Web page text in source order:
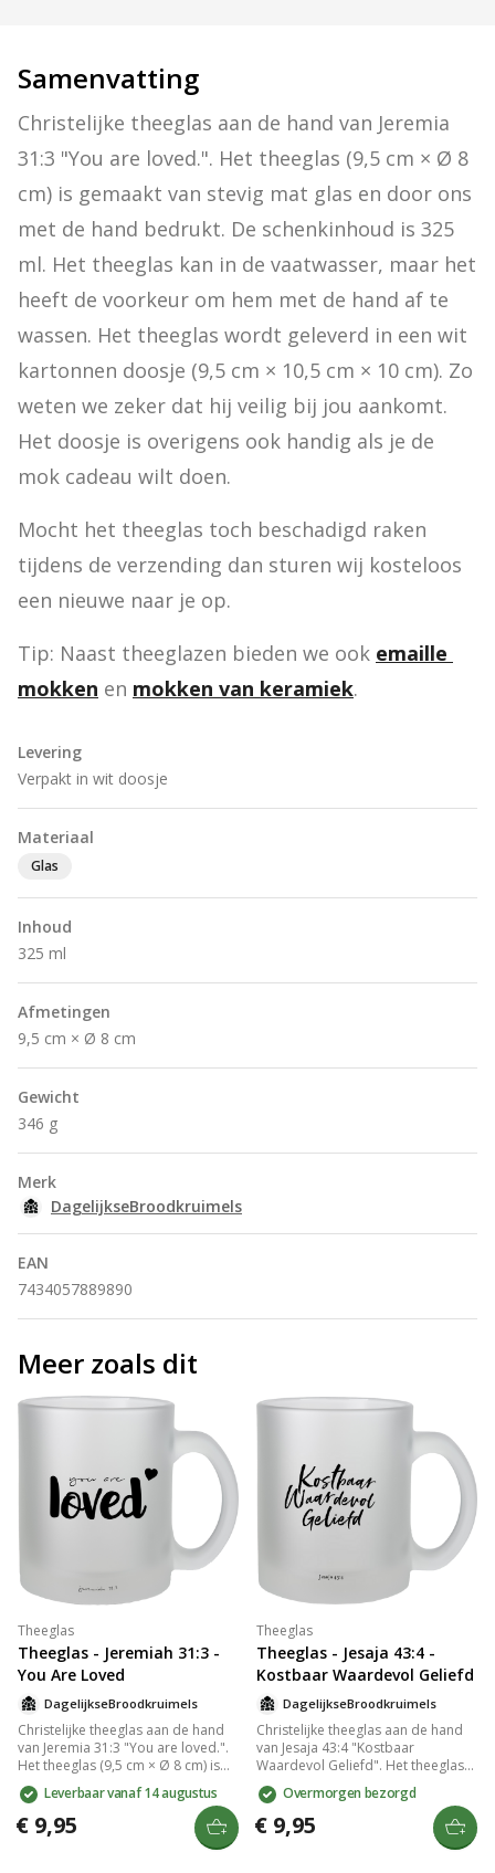
Samenvatting
Christelijke theeglas aan de hand van Jeremia
31:3 "You are loved.". Het theeglas (9,5 cm × Ø 8
cm) is gemaakt van stevig mat glas en door ons
met de hand bedrukt. De schenkinhoud is 325
ml. Het theeglas kan in de vaatwasser, maar het
heeft de voorkeur om hem met de hand af te
wassen. Het theeglas wordt geleverd in een wit
kartonnen doosje (9,5 cm × 10,5 cm × 10 cm). Zo
weten we zeker dat hij veilig bij jou aankomt.
Het doosje is overigens ook handig als je de
mok cadeau wilt doen.
Mocht het theeglas toch beschadigd raken
tijdens de verzending dan sturen wij kosteloos
een nieuwe naar je op.
Tip: Naast theeglazen bieden we ook emaille
mokken en mokken van keramiek.
Levering
Verpakt in wit doosje
Materiaal
Glas
Inhoud
325 ml
Afmetingen
9,5 cm × Ø 8 cm
Gewicht
346 g
Merk
DagelijkseBroodkruimels
EAN
7434057889890
Meer zoals dit
Theeglas
Theeglas - Jeremiah 31:3 -
You Are Loved
DagelijkseBroodkruimels
Christelijke theeglas aan de hand
van Jeremia 31:3 "You are loved.".
Het theeglas (9,5 cm × Ø 8 cm) is
gemaakt van stevig mat glas en
door ons met de hand bedrukt. De
schenkinhoud is 325 ml. Het
theeglas kan in de vaatwasser,
maar het heeft de voorkeur om
Leverbaar vanaf 14 augustus
€ 9,95
Theeglas
Theeglas - Jesaja 43:4 -
Kostbaar Waardevol Geliefd
DagelijkseBroodkruimels
Christelijke theeglas aan de hand
van Jesaja 43:4 "Kostbaar
Waardevol Geliefd". Het theeglas
(9,5 cm × Ø 8 cm) is gemaakt van
stevig mat glas en door ons met de
hand bedrukt. De schenkinhoud is
325 ml. Het theeglas kan in de
vaatwasser, maar het heeft de
Overmorgen bezorgd
€ 9,95